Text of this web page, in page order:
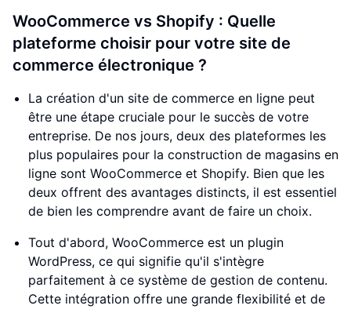
WooCommerce vs Shopify : Quelle
plateforme choisir pour votre site de
commerce électronique ?
La création d'un site de commerce en ligne peut
être une étape cruciale pour le succès de votre
entreprise. De nos jours, deux des plateformes les
plus populaires pour la construction de magasins en
ligne sont WooCommerce et Shopify. Bien que les
deux offrent des avantages distincts, il est essentiel
de bien les comprendre avant de faire un choix.
Tout d'abord, WooCommerce est un plugin
WordPress, ce qui signifie qu'il s'intègre
parfaitement à ce système de gestion de contenu.
Cette intégration offre une grande flexibilité et de